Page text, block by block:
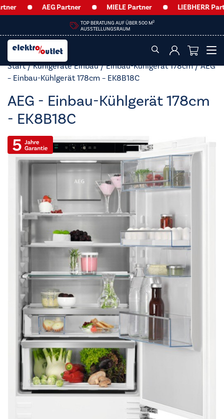
AEG Partner MIELE Partner LIEBHERR Partner
HEUTE GEÖFFNET BIS
Start/Kühlgeräte Einbau/Einbau-Kühlgerät 178cm/ AEG
– Einbau-Kühlgerät 178cm – EK8B18C
AEG - Einbau-Kühlgerät 178cm
- EK8B18C